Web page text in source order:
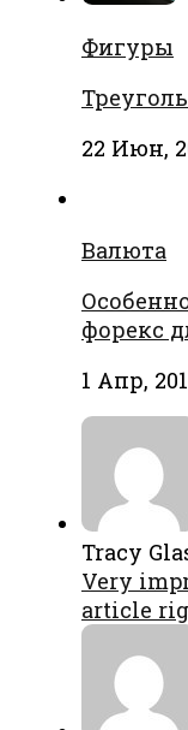
Фигуры
22 Июн,
Валюта
форекс
1 Апр,
Tracy
Very
article